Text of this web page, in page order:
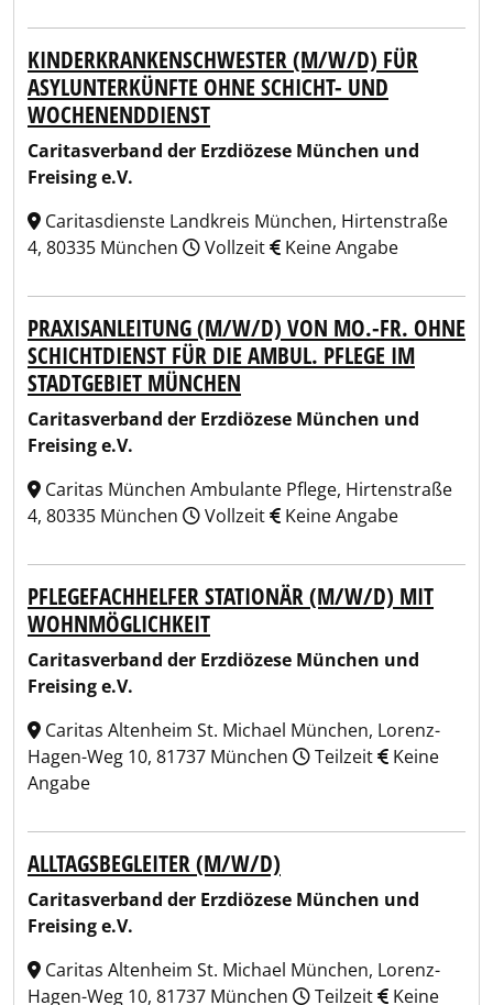
KINDERKRANKENSCHWESTER (M/W/D) FÜR
ASYLUNTERKÜNFTE OHNE SCHICHT- UND
WOCHENENDDIENST
Caritasverband der Erzdiözese München und
Freising e.V.
Caritasdienste Landkreis München, Hirtenstraße
4, 80335 München
Vollzeit Keine Angabe
PRAXISANLEITUNG (M/W/D) VON MO.-FR. OHNE
SCHICHTDIENST FÜR DIE AMBUL. PFLEGE IM
STADTGEBIET MÜNCHEN
Caritasverband der Erzdiözese München und
Freising e.V.
Caritas München Ambulante Pflege, Hirtenstraße
4, 80335 München
Vollzeit Keine Angabe
PFLEGEFACHHELFER STATIONÄR (M/W/D) MIT
WOHNMÖGLICHKEIT
Caritasverband der Erzdiözese München und
Freising e.V.
Caritas Altenheim St. Michael München, Lorenz-
Hagen-Weg 10, 81737 München
Teilzeit
Keine
Angabe
ALLTAGSBEGLEITER (M/W/D)
Caritasverband der Erzdiözese München und
Freising e.V.
Caritas Altenheim St. Michael München, Lorenz-
Hagen-Weg 10, 81737 München
Teilzeit Keine